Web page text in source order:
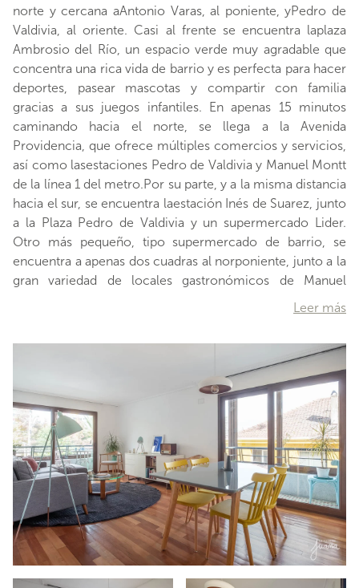
norte y cercana aAntonio Varas, al poniente, yPedro de
Valdivia, al oriente. Casi al frente se encuentra laplaza
Ambrosio del Río, un espacio verde muy agradable que
concentra una rica vida de barrio y es perfecta para hacer
deportes, pasear mascotas y compartir con familia
gracias a sus juegos infantiles. En apenas 15 minutos
caminando hacia el norte, se llega a la Avenida
Providencia, que ofrece múltiples comercios y servicios,
así como lasestaciones Pedro de Valdivia y Manuel Montt
de la línea 1 del metro.Por su parte, y a la misma distancia
hacia el sur, se encuentra laestación Inés de Suarez, junto
a la Plaza Pedro de Valdivia y un supermercado Lider.
Otro más pequeño, tipo supermercado de barrio, se
encuentra a apenas dos cuadras al norponiente, junto a la
gran variedad de locales gastronómicos de Manuel
Montt. El centro cívico de la comuna, con la preciosa
municipalidad y su plaza, así como launiversidad Finis
de cuadras, por Pedro de Valdivia. El departamento ha
sido completamente remodelado, ofreciendo una
preciosa cocina y baños de lindos diseños y
terminaciones muy actuales. Asimismo, los recintos es
…
Leer más